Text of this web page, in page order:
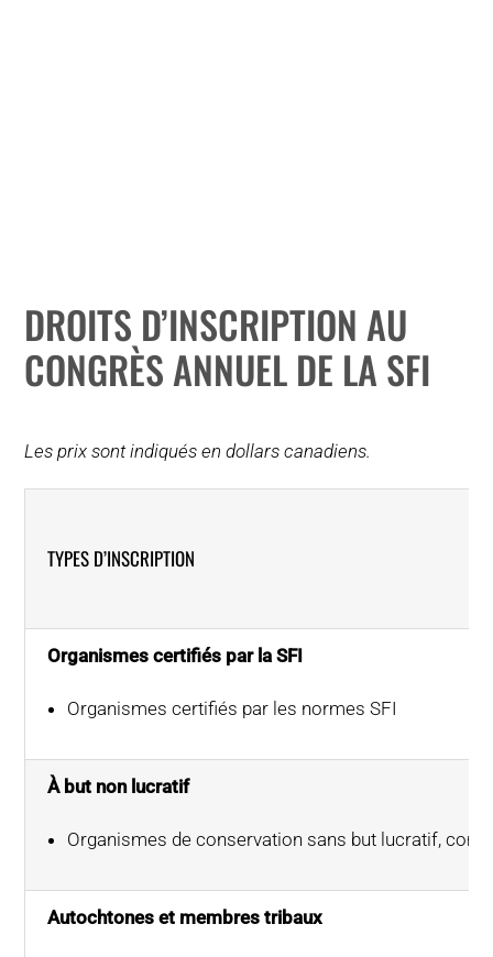
RESSOURCES
RÉSEAU
DROITS D’INSCRIPTION AU
CONGRÈS ANNUEL DE LA SFI
Les prix sont indiqués en dollars canadiens.
TYPES D’INSCRIPTION
Organismes certifiés par la SFI
Organismes certifiés par les normes SFI
À but non lucratif
Organismes de conservation sans but lucratif,
Autochtones et membres tribaux